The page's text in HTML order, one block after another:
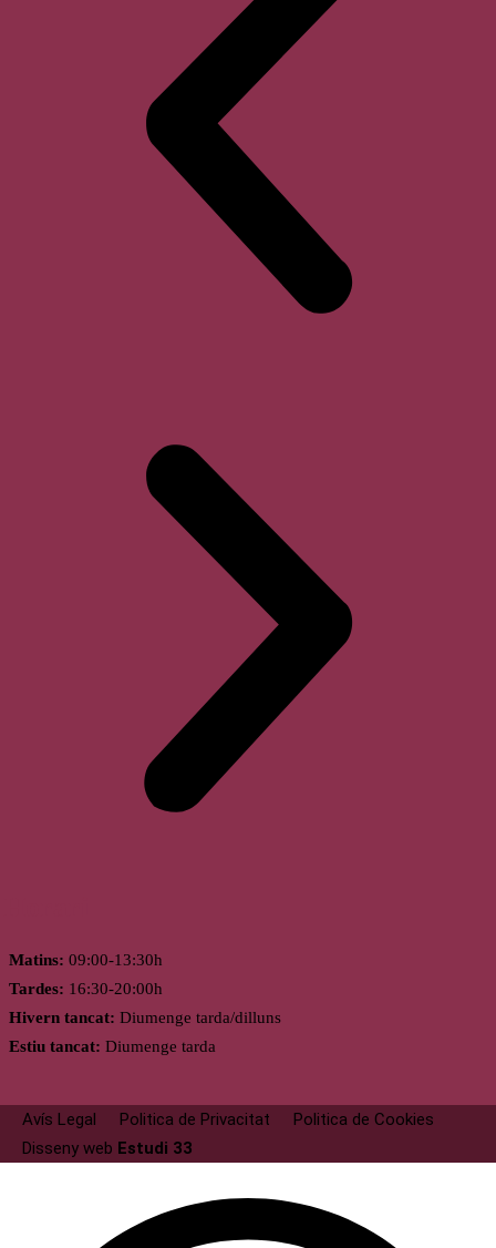
Matins: 09:00-13:30h
Tardes: 16:30-20:00h
Hivern tancat: Diumenge tarda/dilluns
Estiu tancat: Diumenge tarda
Avís Legal Politica de Privacitat
Politica de Cookies
Disseny web Estudi 33